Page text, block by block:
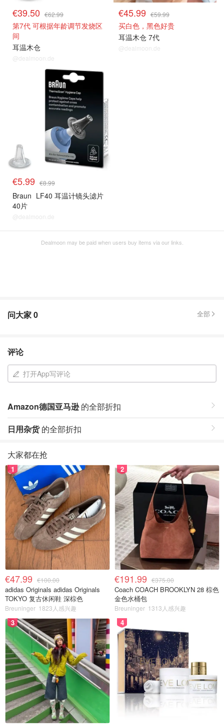
€39.50 €62.99
第7代 可根据年龄调节发烧区
间
耳温木仓
@dealmoon.de
€45.99 €59.99
买白色，黑色好贵
耳温木仓 7代
@dealmoon.de
€5.99 €8.99
Braun LF40 耳温计镜头滤片
40片
@dealmoon.de
Dealmoon may be paid when users buy items via our links.
问大家0 全部
评论
打开App写评论
Amazon德国亚马逊的全部折扣
日用杂货的全部折扣
大家都在抢
1
€47.99 €100.00
adidas Originals adidas Originals
TOKYO 复古休闲鞋 深棕色
Breuninger 1823人感兴趣
2
€191.99 €375.00
Coach COACH BROOKLYN 28 棕色
金色水桶包
Breuninger 1313人感兴趣
3 4